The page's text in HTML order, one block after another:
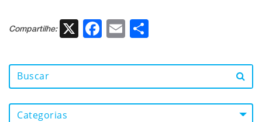
Compartilhe: X Facebook
Email
Categorias